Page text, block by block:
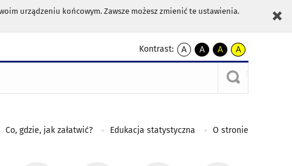
urządzeniu końcowym. Zawsze możesz zmienić te ustawienia.
Kontrast:
A
kontrast
A
kontrast
czarnym
A
kontrast
żółty
tekst
czarnym
A
kontrast
czarny
tekst
żółtym
Co, gdzie, jak załatwić? Edukacja statystyczna O stronie